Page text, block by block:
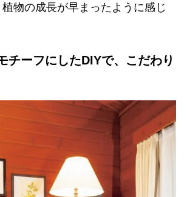
物の成長が早まったように感じ
チーフにしたDIYで、こだわり